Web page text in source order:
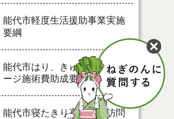
能代市軽度生活援助事業実施
要綱
能代市はり、きゅう、マッサ
ージ施術費助成要綱
能代市寝たきり高齢者等訪問